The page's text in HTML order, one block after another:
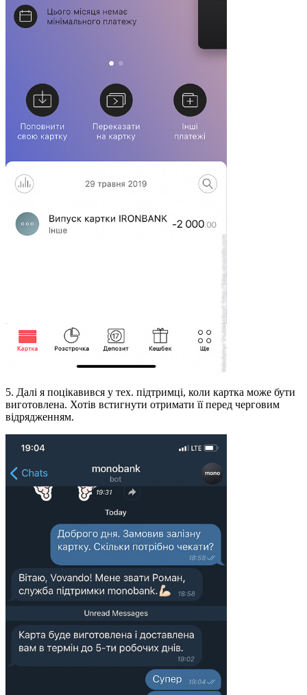
5. Далі я поцікавився у тех. підтримці, коли картка може бути
виготовлена. Хотів встигнути отримати її перед черговим
відрядженням.